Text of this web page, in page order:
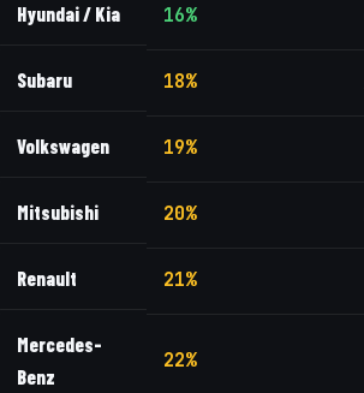
Hyundai / Kia 16%
Subaru 18%
Volkswagen 19%
Mitsubishi 20%
Renault 21%
Mercedes-
Benz
22%